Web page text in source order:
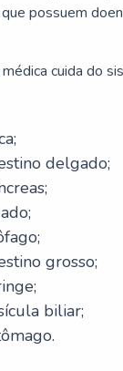
possuem
médica cuida do
delgado;
grosso;
biliar;